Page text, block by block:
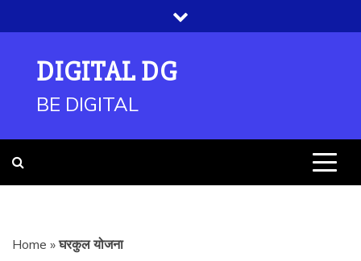
to
DIGITAL DG
BE DIGITAL
Home »घरकुल योजना